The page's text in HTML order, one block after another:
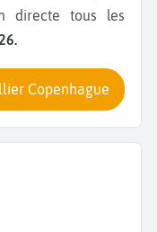
directe tous les
Copenhague